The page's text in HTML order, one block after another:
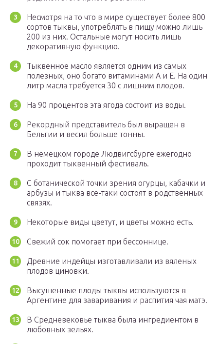
Несмотря на то что в мире существует более 800
сортов тыквы, употреблять в пищу можно лишь
200 из них. Остальные могут носить лишь
декоративную функцию.
Тыквенное масло является одним из самых
полезных, оно богато витаминами А и Е. На один
литр масла требуется 30 с лишним плодов.
На 90 процентов эта ягода состоит из воды.
Рекордный представитель был выращен в
Бельгии и весил больше тонны.
В немецком городе Людвигсбурге ежегодно
проходит тыквенный фестиваль.
С ботанической точки зрения огурцы, кабачки и
арбузы и тыква все-таки состоят в родственных
связях.
Некоторые виды цветут, и цветы можно есть.
Свежий сок помогает при бессоннице.
Древние индейцы изготавливали из вяленых
плодов циновки.
Высушенные плоды тыквы используются в
Аргентине для заваривания и распития чая матэ.
В Средневековье тыква была ингредиентом в
любовных зельях.